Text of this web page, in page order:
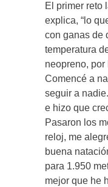
El primer reto
explica, “lo
con ganas de
temperatura
neopreno,
Comencé a
seguir a
e hizo que
Pasaron los
reloj, me
buena
para 1.950
mejor que he